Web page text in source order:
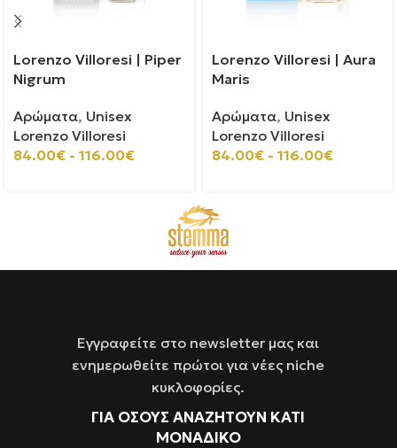
Lorenzo Villoresi | Piper
Nigrum
Αρώματα, Unisex
Lorenzo Villoresi
84.00€ - 116.00€
Lorenzo Villoresi | Aura
Maris
Αρώματα, Unisex
Lorenzo Villoresi
84.00€ - 116.00€
Εγγραφείτε στο newsletter μας και
ενημερωθείτε πρώτοι για νέες niche
κυκλοφορίες.
ΓΙΑ ΌΣΟΥΣ ΑΝΑΖΗΤΟΥΝ ΚΑΤΙ
ΜΟΝΑΔΙΚΟ